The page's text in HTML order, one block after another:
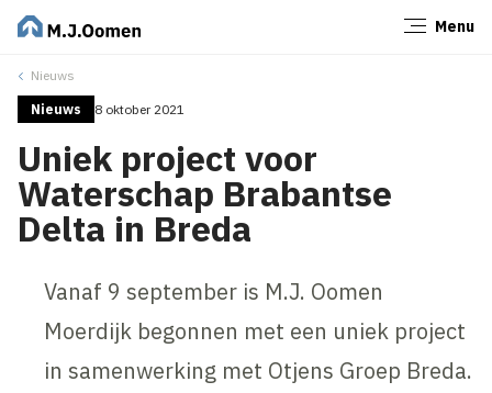
Menu
Nieuws
Nieuws 8 oktober 2021
Uniek project voor
Waterschap Brabantse
Delta in Breda
Vanaf 9 september is M.J. Oomen
Moerdijk begonnen met een uniek project
in samenwerking met Otjens Groep Breda.
Sluiten